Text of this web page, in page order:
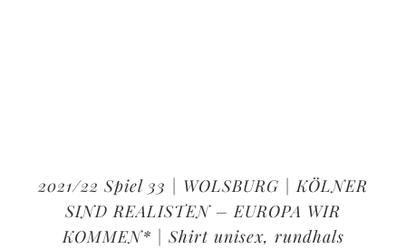
2021/22 Spiel 33 | WOLSBURG | KÖLNER
SIND REALISTEN – EUROPA WIR
KOMMEN* | Shirt unisex, rundhals